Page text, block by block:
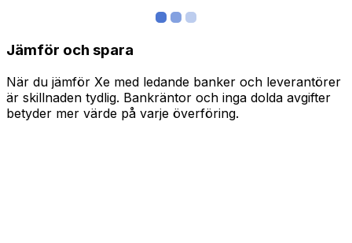
Jämför och spara
När du jämför Xe med ledande banker och leverantörer
är skillnaden tydlig. Bankräntor och inga dolda avgifter
betyder mer värde på varje överföring.